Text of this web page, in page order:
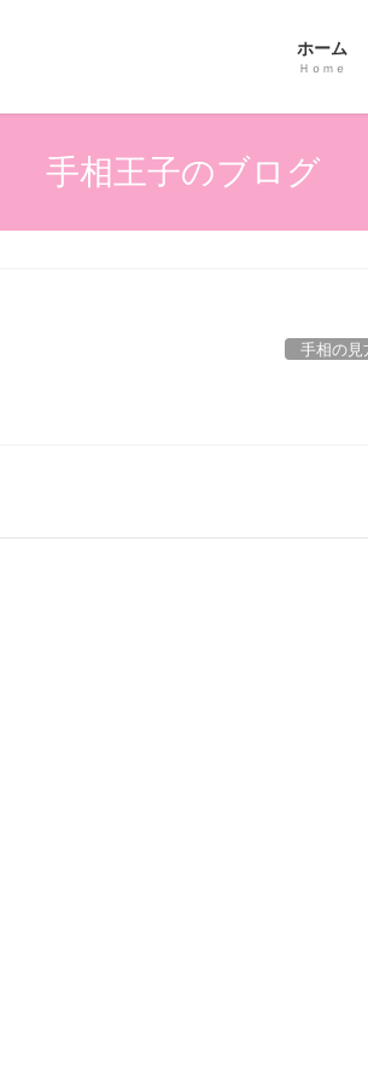
ホーム
Ｈｏｍｅ
手相王子のブログ
手相の見